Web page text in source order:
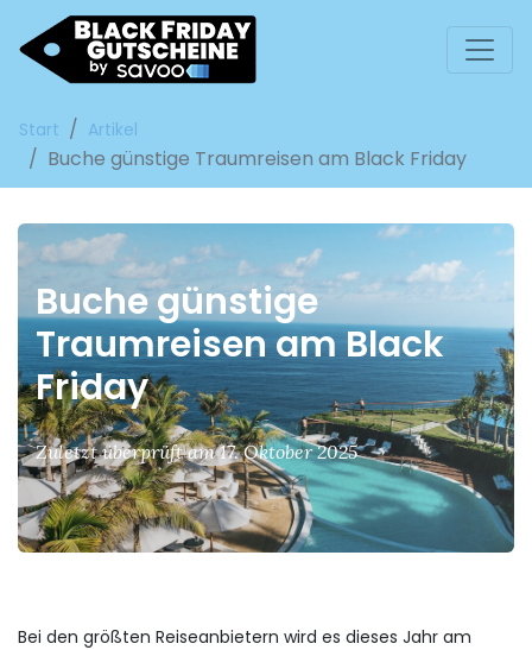
Start Artikel
Buche günstige Traumreisen am Black Friday
Buche günstige
Traumreisen am Black
Friday
Zuletzt überprüft am 17. Oktober 2025
Bei den größten Reiseanbietern wird es dieses Jahr am